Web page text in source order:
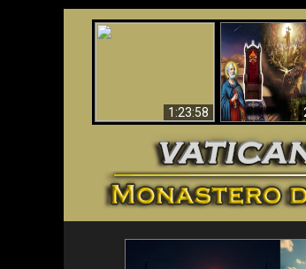
1:23:58
La Bibbia ha
70 anni senza